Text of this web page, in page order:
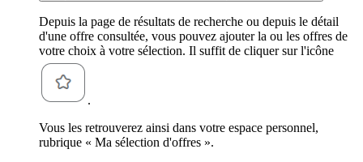
Depuis la page de résultats de recherche ou depuis le détail
d'une offre consultée, vous pouvez ajouter la ou les offres de
votre choix à votre sélection. Il suffit de cliquer sur l'icône
.
Vous les retrouverez ainsi dans votre espace personnel,
rubrique « Ma sélection d'offres ».